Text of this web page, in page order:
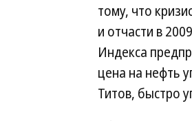
тому, что
и отчасти в
Индекса
цена на нефть
Титов, быстро